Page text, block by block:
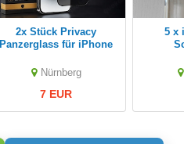
2x Stück Privacy
Panzerglass für iPhone
Spy
Nürnberg
7 EUR
5 x iPhone 6 6S